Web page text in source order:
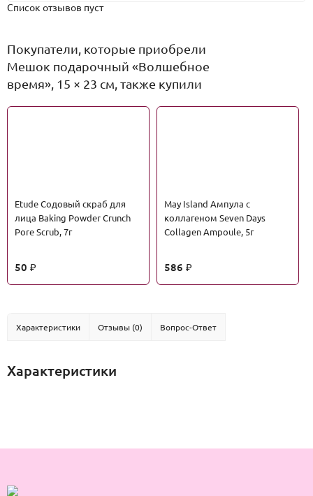
Список отзывов пуст
Покупатели, которые приобрели
Мешок подарочный «Волшебное
время», 15 × 23 см, также купили
Etude Содовый скраб для
лица Baking Powder Crunch
Pore Scrub, 7г
50 ₽
May Island Ампула с
коллагеном Seven Days
Collagen Ampoule, 5г
586 ₽
Характеристики Отзывы (0) Вопрос-Ответ
Характеристики